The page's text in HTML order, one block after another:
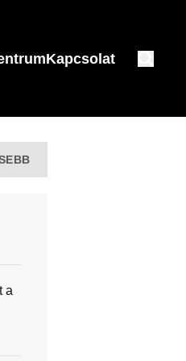
Kapcsolat
a